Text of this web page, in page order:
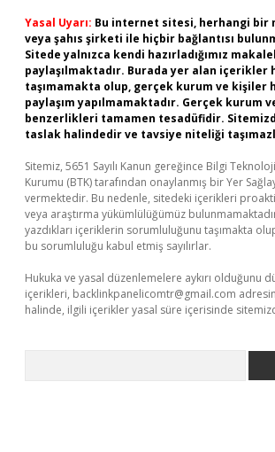
Yasal Uyarı: Bu internet sitesi, herhangi bir
veya şahıs şirketi ile hiçbir bağlantısı
Sitede yalnızca kendi hazırladığımız
paylaşılmaktadır. Burada yer alan içerikler
taşımamakta olup, gerçek kurum ve kişiler
paylaşım yapılmamaktadır. Gerçek kurum
benzerlikleri tamamen tesadüfidir.
taslak halindedir ve tavsiye niteliği
Sitemiz, 5651 Sayılı Kanun gereğince Bilgi
Kurumu (BTK) tarafından onaylanmış bir Yer
vermektedir. Bu nedenle, sitedeki içerikleri
veya araştırma yükümlülüğümüz
yazdıkları içeriklerin sorumluluğunu taşımakta
bu sorumluluğu kabul etmiş sayılırlar.
Hukuka ve yasal düzenlemelere aykırı olduğunu
içerikleri, backlinkpanelicomtr@gmail.com
halinde, ilgili içerikler yasal süre içerisinde